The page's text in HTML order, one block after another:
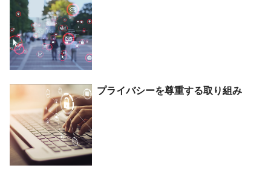
プライバシーを尊重する取り組み